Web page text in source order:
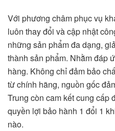
Với phương châm phục vụ
luôn thay đổi và cập nhật
những sản phẩm đa dạng,
thành sản phẩm. Nhằm đáp
hàng. Không chỉ đảm bảo
từ chính hãng, nguồn gốc
Trung còn cam kết cung cấp
quyền lợi bảo hành 1 đổi 1
nào.